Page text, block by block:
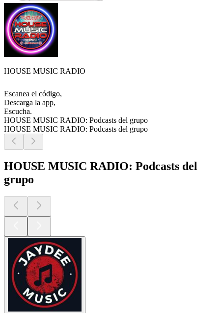
HOUSE MUSIC RADIO
Escanea el código,
Descarga la app,
Escucha.
HOUSE MUSIC RADIO: Podcasts del grupo
HOUSE MUSIC RADIO: Podcasts del grupo
HOUSE MUSIC RADIO: Podcasts del
grupo